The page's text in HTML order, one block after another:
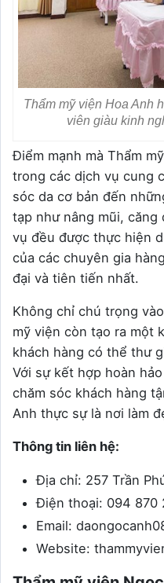
Thẩm mỹ viện Hoa Anh
viên giàu kinh
Điểm mạnh mà Thẩm
trong các dịch vụ cung
sóc da cơ bản đến
tạp như nâng mũi,
vụ đều được thực hiện
của các chuyên gia
đại và tiên tiến nhất.
Không chỉ chú trọng
mỹ viện còn tạo ra một
khách hàng có thể thư
Với sự kết hợp hoàn
chăm sóc khách hàng
Anh thực sự là nơi làm
Thông tin liên hệ:
Địa chỉ: 257 Trần
Điện thoại: 094 870
Email:
Website: